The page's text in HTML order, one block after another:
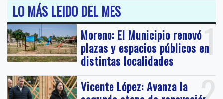
LO MÁS LEIDO DEL MES
1
Moreno: El Municipio renovó
plazas y espacios públicos en
distintas localidades
Vicente López: Avanza la